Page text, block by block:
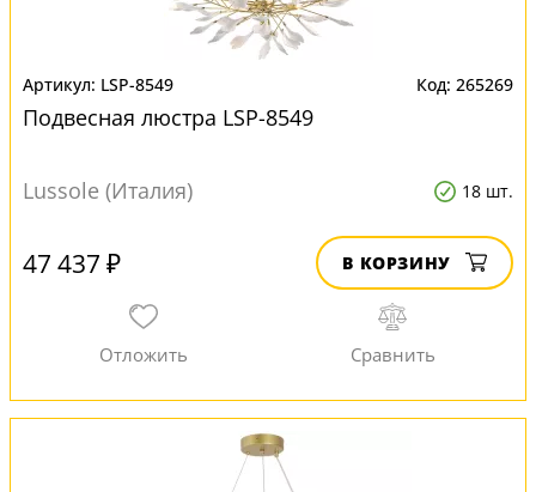
LSP-8549 265269
Подвесная люстра LSP-8549
Lussole (Италия) 18 шт.
47 437 ₽ В КОРЗИНУ